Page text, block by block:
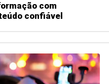
com
confiável